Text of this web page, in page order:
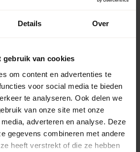
Details Over
gebruik van cookies
om content en advertenties te
voor social media te bieden
te analyseren. Ook delen we
van onze site met onze
adverteren en analyse. Deze
gegevens combineren met andere
heeft verstrekt of die ze hebben
op met onze klantenservice op